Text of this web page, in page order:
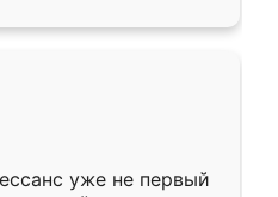
уже не первый